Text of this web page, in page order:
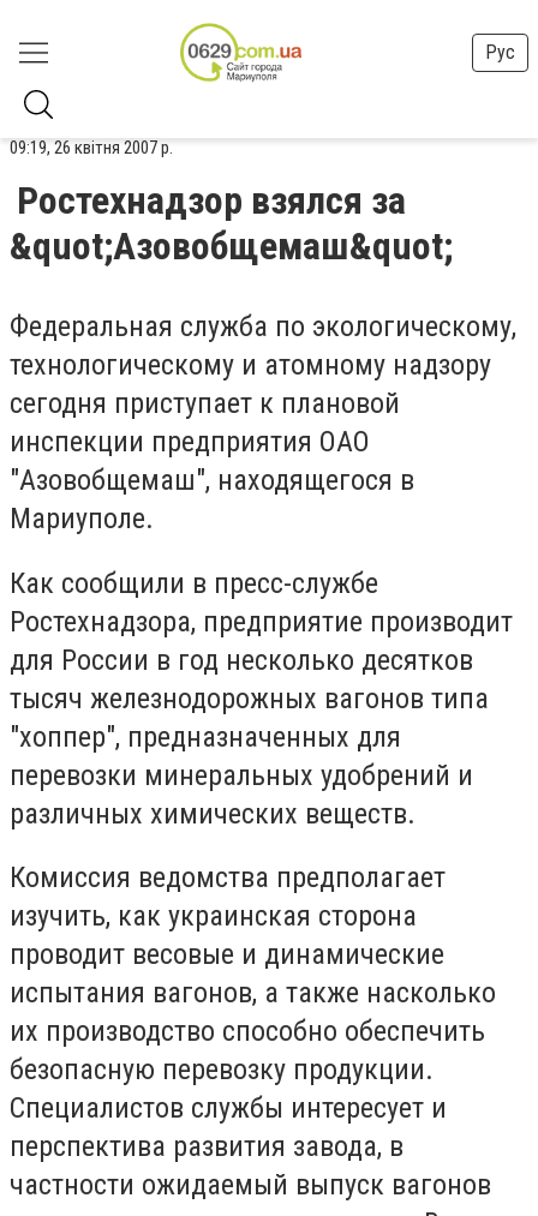
Рус
09:19, 26 квітня 2007 р.
Ростехнадзор взялся за
&quot;Азовобщемаш&quot;
Федеральная служба по экологическому,
технологическому и атомному надзору
сегодня приступает к плановой
инспекции предприятия ОАО
"Азовобщемаш", находящегося в
Мариуполе.
Как сообщили в пресс-службе
Ростехнадзора, предприятие производит
для России в год несколько десятков
тысяч железнодорожных вагонов типа
"хоппер", предназначенных для
перевозки минеральных удобрений и
различных химических веществ.
Комиссия ведомства предполагает
изучить, как украинская сторона
проводит весовые и динамические
испытания вагонов, а также насколько
их производство способно обеспечить
безопасную перевозку продукции.
Специалистов службы интересует и
перспектива развития завода, в
частности ожидаемый выпуск вагонов